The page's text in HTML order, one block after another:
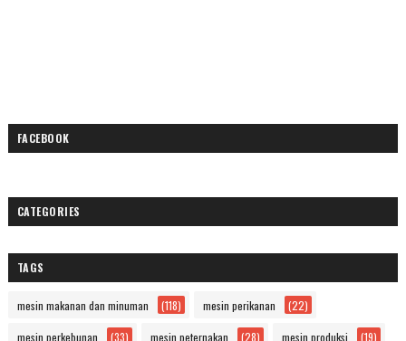
FACEBOOK
CATEGORIES
TAGS
mesin makanan dan minuman (118) mesin perikanan (22)
mesin perkebunan (33) mesin peternakan (28) mesin produksi (19)